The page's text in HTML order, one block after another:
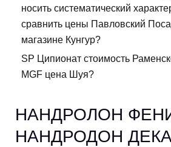
носить систематический
сравнить цены Павловский
магазине Кунгур?
SP Ципионат стоимость
MGF цена Шуя?
НАНДРОЛОН
НАНДРОДОН